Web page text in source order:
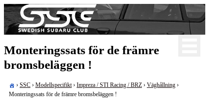
Skip
to
content
Swedish Subaru Club
För oss som älskar Subaru!
Monteringssats för de främre
bromsbeläggen !
› SSC › Modellspecifikt › Impreza / STI Racing / BRZ › Väghållning ›
Monteringssats för de främre bromsbeläggen !